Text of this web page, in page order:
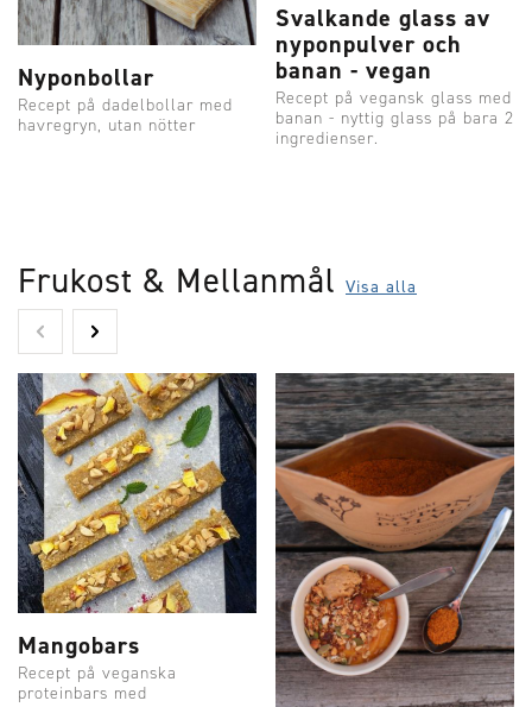
Nyponbollar
Recept på dadelbollar med
havregryn, utan nötter
Svalkande glass av
nyponpulver och
banan - vegan
Recept på vegansk glass med
banan - nyttig glass på bara 2
ingredienser.
Frukost & Mellanmål Visa alla
Mangobars
Recept på veganska
proteinbars med